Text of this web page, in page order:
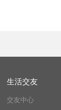
生活交友
交友中心